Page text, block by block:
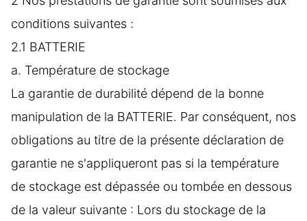
conditions suivantes :
2.1 BATTERIE
a. Température de stockage
La garantie de durabilité dépend de la bonne
manipulation de la BATTERIE. Par conséquent, nos
obligations au titre de la présente déclaration de
garantie ne s'appliqueront pas si la température
de stockage est dépassée ou tombée en dessous
de la valeur suivante : Lors du stockage de la